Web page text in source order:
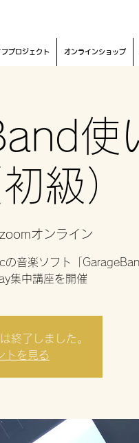
フプロジェクト オンラインショップ
使
級
zoomオンライン
音楽ソフト「
集中講座を開催
終了しました。
トを見る